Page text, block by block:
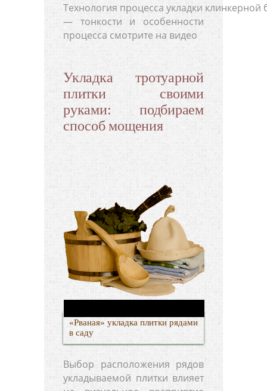
Технология процесса укладки клинкерной
— тонкости и особенности
процесса смотрите на видео
Укладка тротуарной
плитки своими
руками: подбираем
способ мощения
«Рваная» укладка плитки рядами
в саду
Выбор расположения рядов
укладываемой плитки влияет